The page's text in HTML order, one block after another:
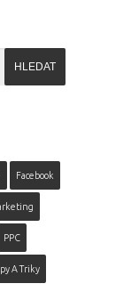
Facebook
PPC
A Triky